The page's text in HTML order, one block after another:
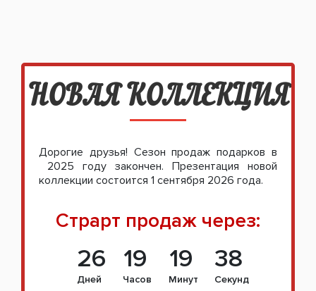
НОВАЯ КОЛЛЕКЦИЯ
Дорогие друзья! Сезон продаж подарков в
2025 году закончен. Презентация новой
коллекции состоится 1 сентября 2026 года.
Страрт продаж через:
26
Дней
19
Часов
19
Минут
37
Секунд